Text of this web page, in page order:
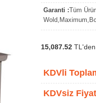
Garanti :Tüm
15,087.52
KDVli
KDVsiz